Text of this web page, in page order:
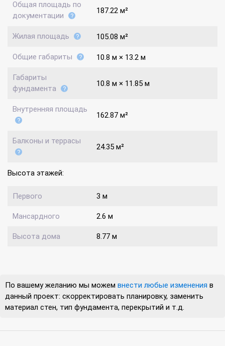
Общая площадь по
документации
187.22 м²
Жилая площадь 105.08 м²
Общие габариты 10.8 м × 13.2 м
Габариты
фундамента
10.8 м × 11.85 м
Внутренняя площадь
162.87 м²
Балконы и террасы
24.35 м²
Высота этажей:
Первого 3 м
Мансардного 2.6 м
Высота дома 8.77 м
По вашему желанию мы можем внести любые изменения в
данный проект: скорректировать планировку, заменить
материал стен, тип фундамента, перекрытий и т.д.